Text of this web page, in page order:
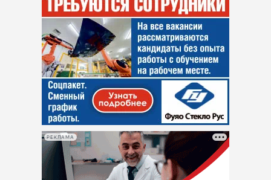
РЕКЛАМА